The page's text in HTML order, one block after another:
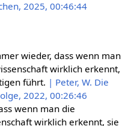
2025, 00:46:44
wieder, dass wenn man
wirklich erkennt,
führt. | Peter, W. Die
2022, 00:26:46
wenn man die
wirklich erkennt, sie